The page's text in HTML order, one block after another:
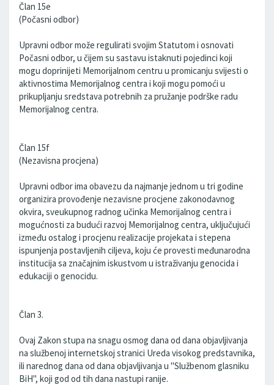
Član 15e
(Počasni odbor)
Upravni odbor može regulirati svojim Statutom i osnovati
Počasni odbor, u čijem su sastavu istaknuti pojedinci koji
mogu doprinijeti Memorijalnom centru u promicanju svijesti o
aktivnostima Memorijalnog centra i koji mogu pomoći u
prikupljanju sredstava potrebnih za pružanje podrške radu
Memorijalnog centra.
Član 15f
(Nezavisna procjena)
Upravni odbor ima obavezu da najmanje jednom u tri godine
organizira provođenje nezavisne procjene zakonodavnog
okvira, sveukupnog radnog učinka Memorijalnog centra i
mogućnosti za budući razvoj Memorijalnog centra, uključujući
između ostalog i procjenu realizacije projekata i stepena
ispunjenja postavljenih ciljeva, koju će provesti međunarodna
institucija sa značajnim iskustvom u istraživanju genocida i
edukaciji o genocidu.
Član 3.
Ovaj Zakon stupa na snagu osmog dana od dana objavljivanja
na službenoj internetskoj stranici Ureda visokog predstavnika,
ili narednog dana od dana objavljivanja u "Službenom glasniku
BiH", koji god od tih dana nastupi ranije.